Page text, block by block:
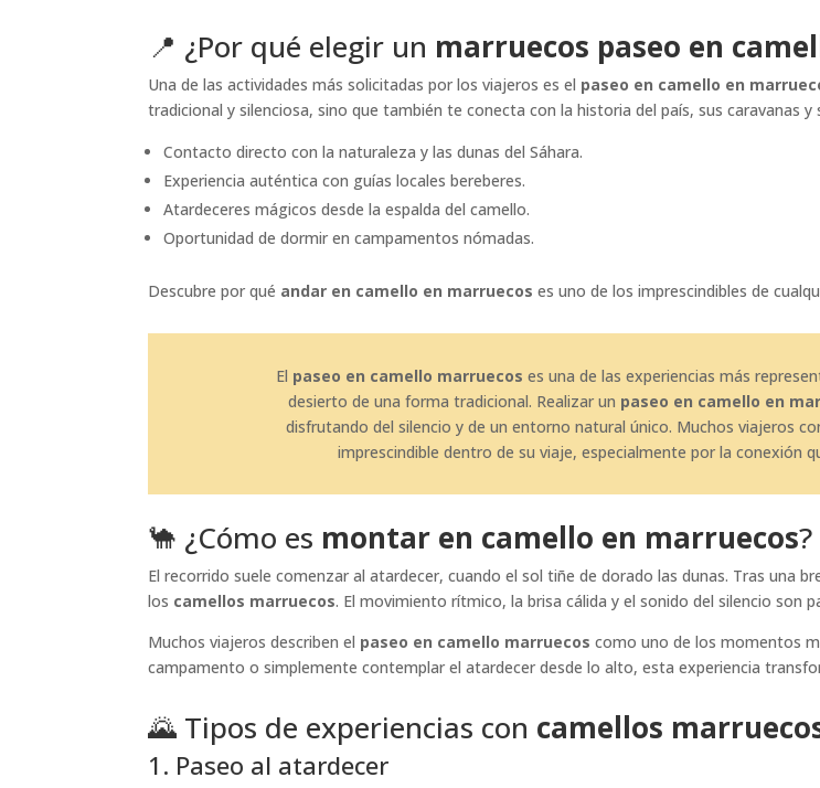
📍 ¿Por qué elegir un marruecos paseo en
Una de las actividades más solicitadas por los viajeros es el paseo en camello en
tradicional y silenciosa, sino que también te conecta con la historia del país, sus caravanas y
Contacto directo con la naturaleza y las dunas del Sáhara.
Experiencia auténtica con guías locales bereberes.
Atardeceres mágicos desde la espalda del camello.
Oportunidad de dormir en campamentos nómadas.
Descubre por qué andar en camello en marruecos es uno de los imprescindibles de
El paseo en camello marruecos es una de las experiencias más
desierto de una forma tradicional. Realizar un paseo en camello en
disfrutando del silencio y de un entorno natural único. Muchos viajeros
imprescindible dentro de su viaje, especialmente por la conexión
🐪 ¿Cómo es montar en camello en marruecos?
El recorrido suele comenzar al atardecer, cuando el sol tiñe de dorado las dunas. Tras una
los camellos marruecos. El movimiento rítmico, la brisa cálida y el sonido del silencio son
Muchos viajeros describen el paseo en camello marruecos como uno de los momentos
campamento o simplemente contemplar el atardecer desde lo alto, esta experiencia
🌄 Tipos de experiencias con camellos
1. Paseo al atardecer